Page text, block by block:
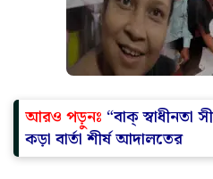
আরও পড়ুনঃ “বাক্ স্বাধীনতা
কড়া বার্তা শীর্ষ আদালতের